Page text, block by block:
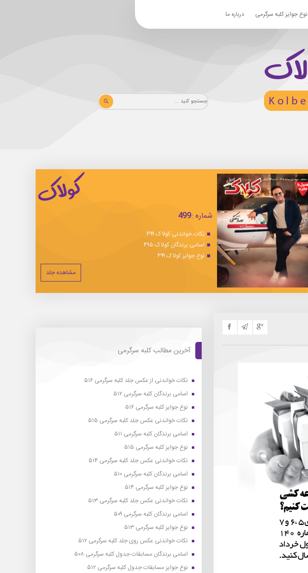
نوع جوایز کلبه سرگرمی درباره ما
شماره :499
نکات خواندنی کولاک ۴۹۹
اسامی برندگان کولاک ۴۹۵
نوع جوایز کولاک ۴۹۹
مشاهده جلد
آخرین مطالب کلبه سرگرمی
نکات خواندنی از عکس جلد کلبه سرگرمی ۵۱۶
اسامی برندگان کلبه سرگرمی ۵۱۲
نوع جوایز کلبه سرگرمی ۵۱۶
نکات خواندنی عکس جلد کلبه سرگرمی ۵۱۵
اسامی برندگان کلبه سرگرمی ۵۱۱
نوع جوایز کلبه سرگرمی ۵۱۵
نکات خواندنی عکس جلد کلبه سرگرمی ۵۱۴
اسامی برندگان کلبه سرگرمی ۵۱۰
نوع جوایز کلبه سرگرمی ۵۱۴
نکات خواندنی عکس جلد کلبه سرگرمی ۵۱۳
اسامی برندگان کلبه سرگرمی ۵۰۹
نوع جوایز کلبه سرگرمی ۵۱۳
نکات خواندنی عکس روی جلد کلبه سرگرمی ۵۱۲
اسامی برندگان مسابقات جدول کلبه سرگرمی ۵۰۸
نوع جوایز مسابقات جدول کلبه سرگرمی ۵۱۲